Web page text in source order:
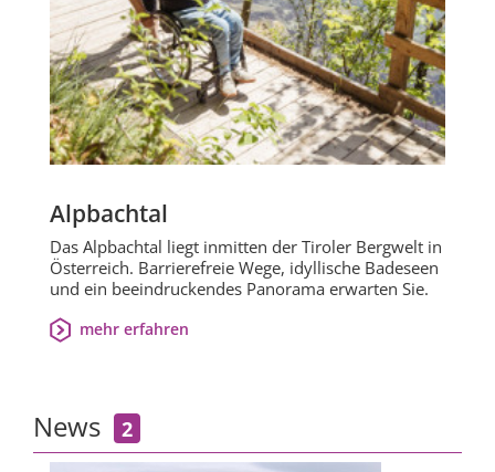
Alpbachtal
Das Alpbachtal liegt inmitten der Tiroler Bergwelt in
Österreich. Barrierefreie Wege, idyllische Badeseen
und ein beeindruckendes Panorama erwarten Sie.
mehr erfahren
News 2